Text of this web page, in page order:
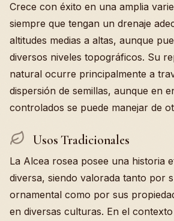
Crece con éxito en una amplia
siempre que tengan un drenaje
altitudes medias a altas, aunque
diversos niveles topográficos. Su
natural ocurre principalmente a
dispersión de semillas, aunque en
controlados se puede manejar de
Usos Tradicionales
La Alcea rosea posee una historia
diversa, siendo valorada tanto por
ornamental como por sus
en diversas culturas. En el